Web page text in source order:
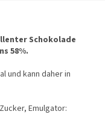
Schokolade
58%.
und kann daher in
Emulgator: